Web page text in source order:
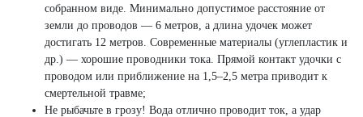
собранном виде. Минимально допустимое расстояние от
земли до проводов — 6 метров, а длина удочек может
достигать 12 метров. Современные материалы (углепластик и
др.) — хорошие проводники тока. Прямой контакт удочки с
проводом или приближение на 1,5–2,5 метра приводит к
смертельной травме;
Не рыбачьте в грозу! Вода отлично проводит ток, а удар